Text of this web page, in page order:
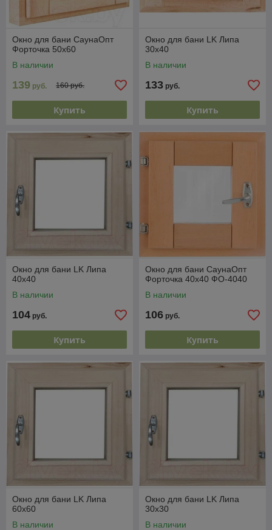
Окно для бани СаунаОпт
Форточка 50x60
В наличии
139 руб. 160 руб.
Купить
Окно для бани LK Липа
30x40
В наличии
133 руб.
Купить
Окно для бани LK Липа
40x40
В наличии
104 руб.
Купить
Окно для бани СаунаОпт
Форточка 40x40 ФО-4040
В наличии
106 руб.
Купить
Окно для бани LK Липа
60x60
В наличии
Окно для бани LK Липа
30x30
В наличии